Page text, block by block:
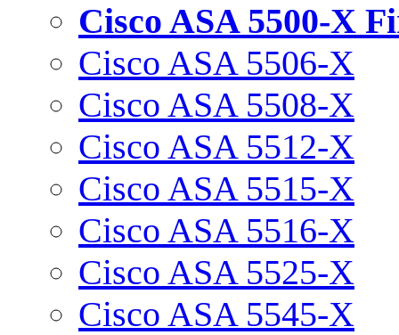
Cisco ASA 5500-X
Cisco ASA 5506-X
Cisco ASA 5508-X
Cisco ASA 5512-X
Cisco ASA 5515-X
Cisco ASA 5516-X
Cisco ASA 5525-X
Cisco ASA 5545-X